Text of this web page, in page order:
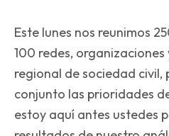
Este lunes nos reunimos
100 redes,
regional de sociedad civil,
conjunto las prioridades
estoy aquí antes ustedes